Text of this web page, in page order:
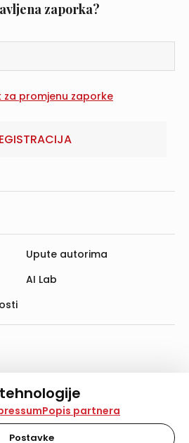
kolačiće i slične
čitanje i obradu informacija na
korisničko iskustvo,
Popis partnera
Postavke
zaporka?
Upute autorima
AI Lab